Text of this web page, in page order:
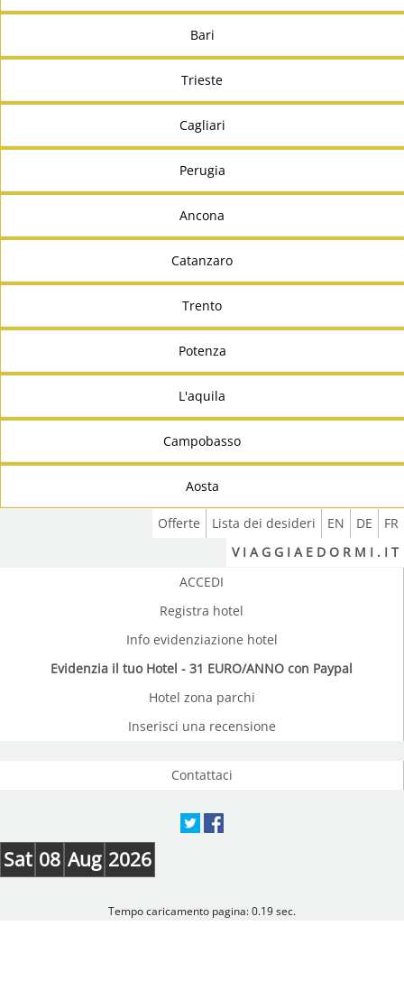
Bari
Trieste
Cagliari
Perugia
Ancona
Catanzaro
Trento
Potenza
L'aquila
Campobasso
Aosta
FR
DE
EN
Lista dei desideri
Offerte
V I A G G I A E D O R M I . I T
ACCEDI
Registra hotel
Info evidenziazione hotel
Evidenzia il tuo Hotel - 31 EURO/ANNO con Paypal
Hotel zona parchi
Inserisci una recensione
Contattaci
Sat 08 Aug 2026
Tempo caricamento pagina: 0.19 sec.